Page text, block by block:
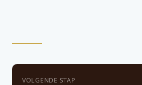
VOLGENDE STAP